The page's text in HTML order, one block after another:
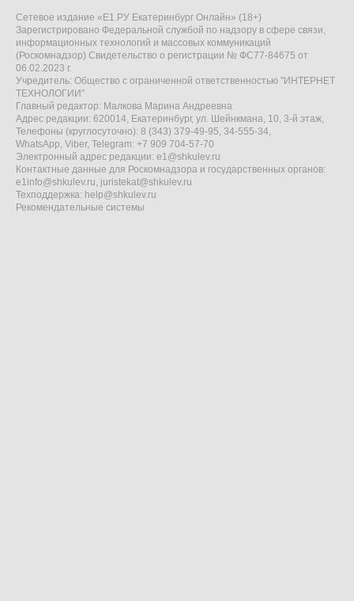
Сетевое издание «Е1.РУ Екатеринбург Онлайн» (18+)
Зарегистрировано Федеральной службой по надзору в сфере связи,
информационных технологий и массовых коммуникаций
(Роскомнадзор) Свидетельство о регистрации № ФС77-84675 от
06.02.2023 г.
Учредитель: Общество с ограниченной ответственностью "ИНТЕРНЕТ
ТЕХНОЛОГИИ"
Главный редактор: Малкова Марина Андреевна
Адрес редакции: 620014, Екатеринбург, ул. Шейнкмана, 10, 3-й этаж,
Телефоны (круглосуточно): 8 (343) 379-49-95, 34-555-34,
WhatsApp, Viber, Telegram: +7 909 704-57-70
Электронный адрес редакции: e1@shkulev.ru
Контактные данные для Роскомнадзора и государственных органов:
e1info@shkulev.ru, juristekat@shkulev.ru
Техподдержка: help@shkulev.ru
Рекомендательные системы